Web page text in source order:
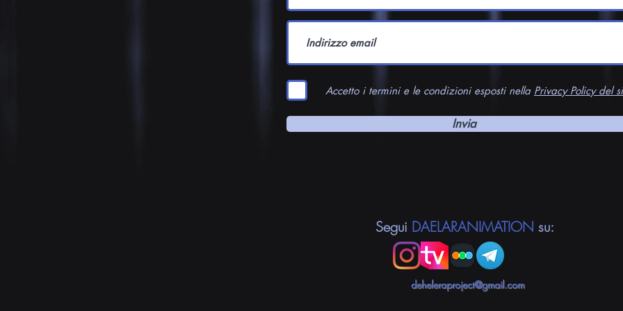
Accetto i termini e le condizioni esposti nella Privacy Policy del
Invia
Segui DAELARANIMATION su:
deheleraproject@gmail.com